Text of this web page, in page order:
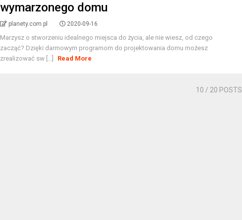
wymarzonego domu
planety.com.pl 2020-09-16
Marzysz o stworzeniu idealnego miejsca do życia, ale nie wiesz, od czego
zacząć? Dzięki darmowym programom do projektowania domu możesz
zrealizować sw [...]
Read More
10 / 20 POSTS